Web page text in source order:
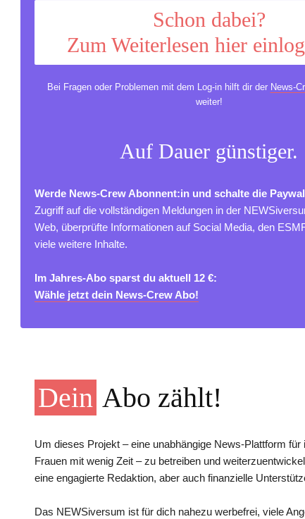
Schon dabei?
Zum Weiterlesen hier
Bei Fragen oder Problemen mit dem Log-in hilft dir der News-
weiter!
Auf Dauer günstiger.
Werde News-Crew Abonnent:in und schalte die
Zugriff auf die vollständigen Meldungen in der
Web, überprüfte Informationen auf Social Media, den
viele weitere Inhalte.
Im Jahres-Abo sparst du aktuell 12 €:
Wähle jetzt dein News-Crew Abo!
Dein Abo zählt!
Um dieses Projekt – eine unabhängige News-Plattform für
Frauen mit wenig Zeit – zu betreiben und
eine engagierte Redaktion, aber auch finanzielle
Das NEWSiversum ist für dich nahezu werbefrei, viele